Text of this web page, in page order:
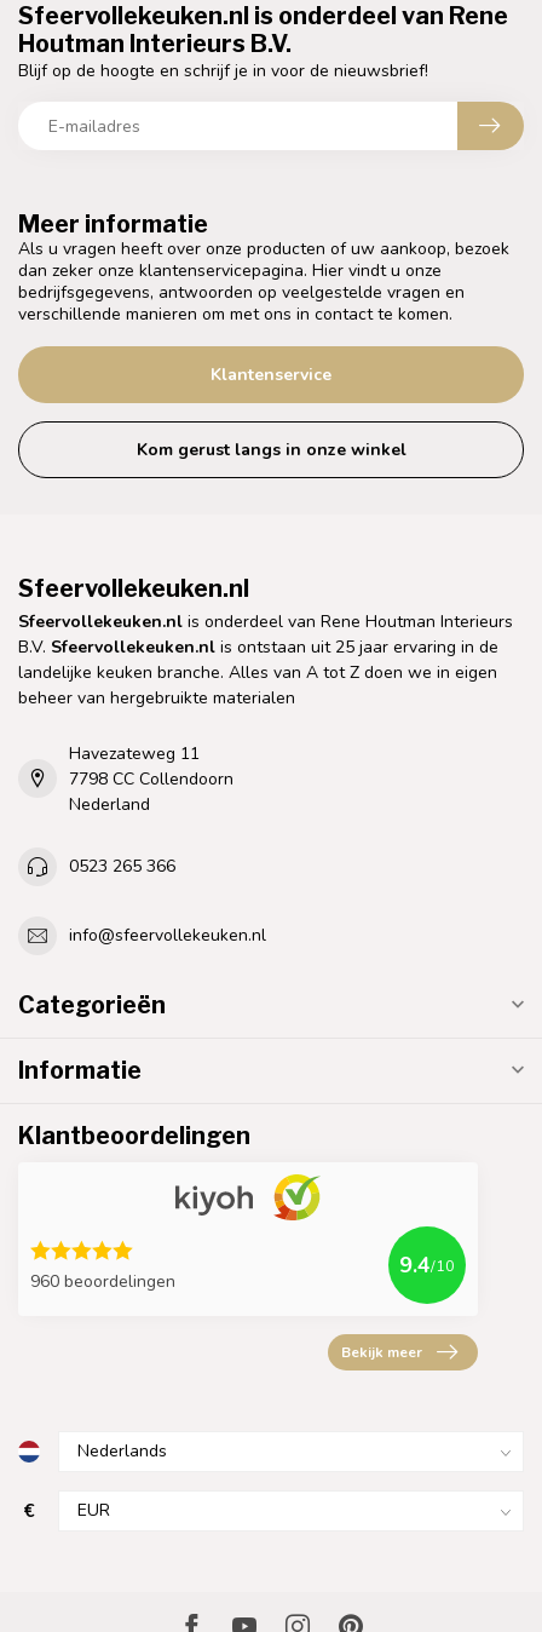
Meer informatie
Als u vragen heeft over onze producten of uw aankoop, bezoek
dan zeker onze klantenservicepagina. Hier vindt u onze
bedrijfsgegevens, antwoorden op veelgestelde vragen en
verschillende manieren om met ons in contact te komen.
Klantenservice
Kom gerust langs in onze winkel
Sfeervollekeuken.nl is onderdeel van Rene
Houtman Interieurs B.V.
Blijf op de hoogte en schrijf je in voor de nieuwsbrief!
Sfeervollekeuken.nl
Sfeervollekeuken.nl is onderdeel van Rene Houtman Interieurs
B.V. Sfeervollekeuken.nl is ontstaan uit 25 jaar ervaring in de
landelijke keuken branche. Alles van A tot Z doen we in eigen
beheer van hergebruikte materialen
Havezateweg 11
7798 CC Collendoorn
Nederland
0523 265 366
info@sfeervollekeuken.nl
Categorieën
Informatie
Klantbeoordelingen
960 beoordelingen
9.4/10
Bekijk meer
€